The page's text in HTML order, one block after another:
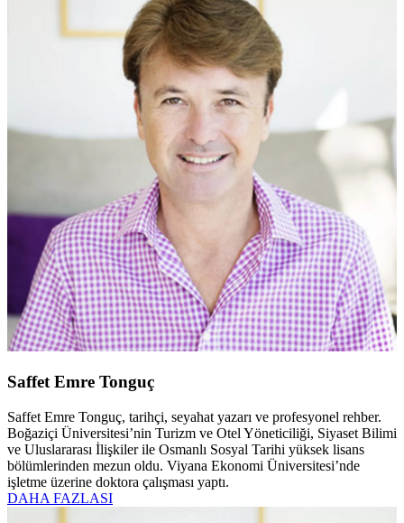
Saffet Emre Tonguç
Saffet Emre Tonguç, tarihçi, seyahat yazarı ve profesyonel rehber.
Boğaziçi Üniversitesi’nin Turizm ve Otel Yöneticiliği, Siyaset Bilimi
ve Uluslararası İlişkiler ile Osmanlı Sosyal Tarihi yüksek lisans
bölümlerinden mezun oldu. Viyana Ekonomi Üniversitesi’nde
işletme üzerine doktora çalışması yaptı.
DAHA FAZLASI